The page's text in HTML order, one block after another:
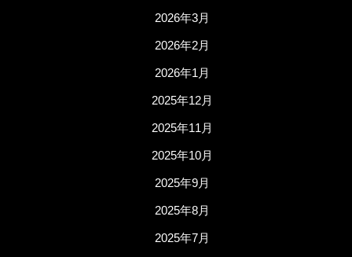
2026年3月
2026年2月
2026年1月
2025年12月
2025年11月
2025年10月
2025年9月
2025年8月
2025年7月